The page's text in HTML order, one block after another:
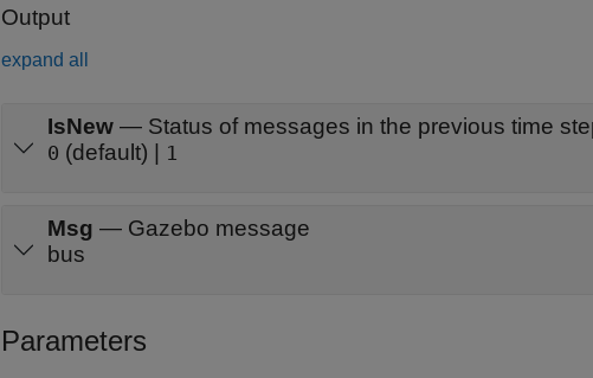
Output
expand all
IsNew — Status of messages in the previous time
0 (default) | 1
Msg — Gazebo message
bus
Parameters